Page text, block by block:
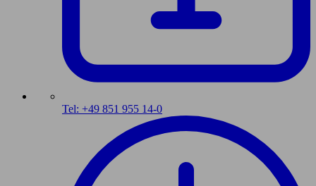
Tel: +49 851 955 14-0